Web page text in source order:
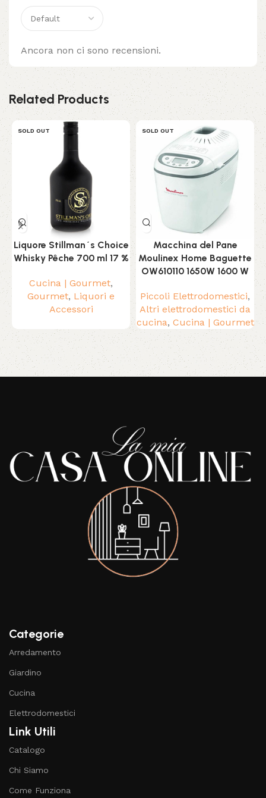
Ancora non ci sono recensioni.
Related Products
SOLD OUT
Liquore Stillman´s Choice
Whisky Pêche 700 ml 17 %
Cucina | Gourmet,
Gourmet, Liquori e
Accessori
SOLD OUT
Macchina del Pane
Moulinex Home Baguette
OW610110 1650W 1600 W
Piccoli Elettrodomestici,
Altri elettrodomestici da
cucina, Cucina | Gourmet
Read More
Categorie
Arredamento
Giardino
Cucina
Elettrodomestici
Link Utili
Catalogo
Chi Siamo
Come Funziona